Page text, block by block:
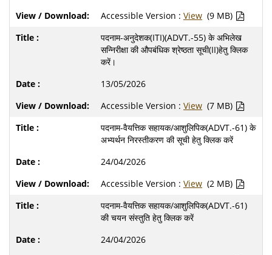
Accessible Version : View (9 MB)
पदनाम-अनुदेशक(ITI)(ADVT.-55) के अभिलेख
सन्निरीक्षा की औपबंधिक श्रेष्ठता सूची(II)हेतु क्लिक
करें।
13/05/2026
Accessible Version : View (7 MB)
पदनाम-वैयत्तिक सहायक/आशुलिपिक(ADVT.-61) के
अभ्यर्थन निरस्तीकरण की सूची हेतु क्लिक करें
24/04/2026
Accessible Version : View (2 MB)
पदनाम-वैयत्तिक सहायक/आशुलिपिक(ADVT.-61)
की चयन संस्तुति हेतु क्लिक करें
24/04/2026